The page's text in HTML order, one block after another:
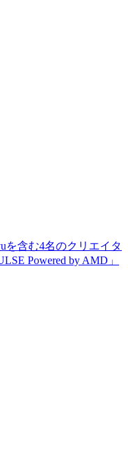
を含む4名のクリエイタ
Powered by AMD」